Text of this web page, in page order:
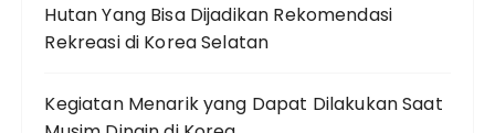
Hutan Yang Bisa Dijadikan Rekomendasi
Rekreasi di Korea Selatan
Kegiatan Menarik yang Dapat Dilakukan Saat